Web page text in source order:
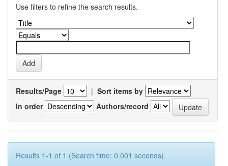
Use filters to refine the search results.
Results/Page | Sort items by
In order
Authors/record
Results 1-1 of 1 (Search time: 0.001 seconds).